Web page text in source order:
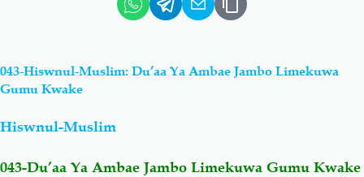
Aqiydah Manhaj
Shirki & Kufru
043-Hiswnul-Muslim: Du’aa Ya Ambae Jambo Limekuwa
Gumu Kwake
Hiswnul-Muslim
043-Du’aa Ya Ambae Jambo Limekuwa Gumu Kwake